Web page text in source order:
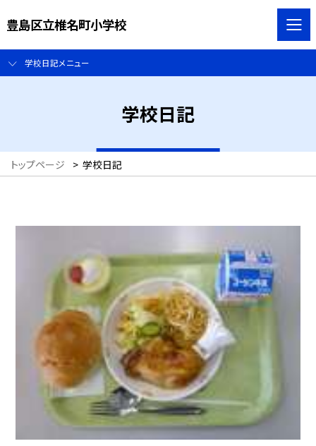
豊島区立椎名町小学校
学校日記メニュー
学校日記
トップページ > 学校日記